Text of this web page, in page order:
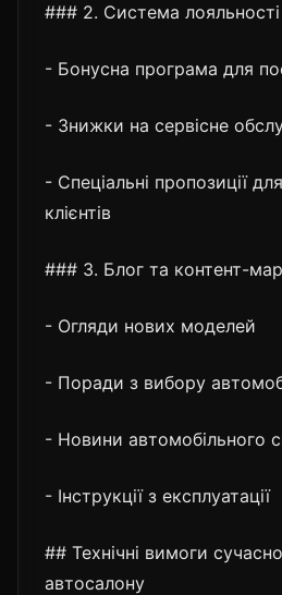
### 2. Система лояльності
- Бонусна програма для
- Знижки на сервісне
- Спеціальні пропозиції
клієнтів
### 3. Блог та контент-
- Огляди нових моделей
- Поради з вибору
- Новини автомобільного
- Інструкції з експлуатації
## Технічні вимоги
автосалону